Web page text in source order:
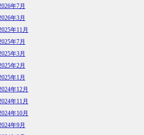
年7月
年3月
年11月
年7月
年3月
年2月
年1月
年12月
年11月
年10月
年9月